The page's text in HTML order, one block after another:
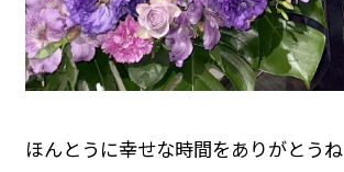
ほんとうに幸せな時間をありがとうね